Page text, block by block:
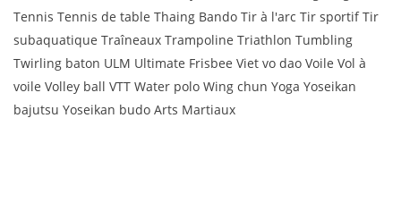
Tennis Tennis de table Thaing Bando Tir à l'arc Tir sportif Tir
subaquatique Traîneaux Trampoline Triathlon Tumbling
Twirling baton ULM Ultimate Frisbee Viet vo dao Voile Vol à
voile Volley ball VTT Water polo Wing chun Yoga Yoseikan
bajutsu Yoseikan budo Arts Martiaux